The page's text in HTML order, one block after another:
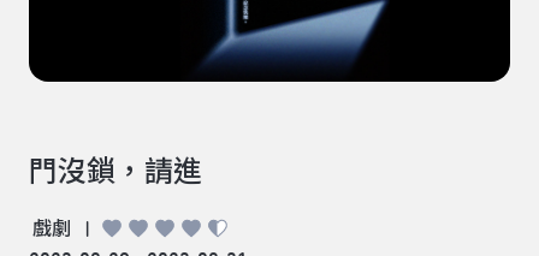
門沒鎖，請進
戲劇
|